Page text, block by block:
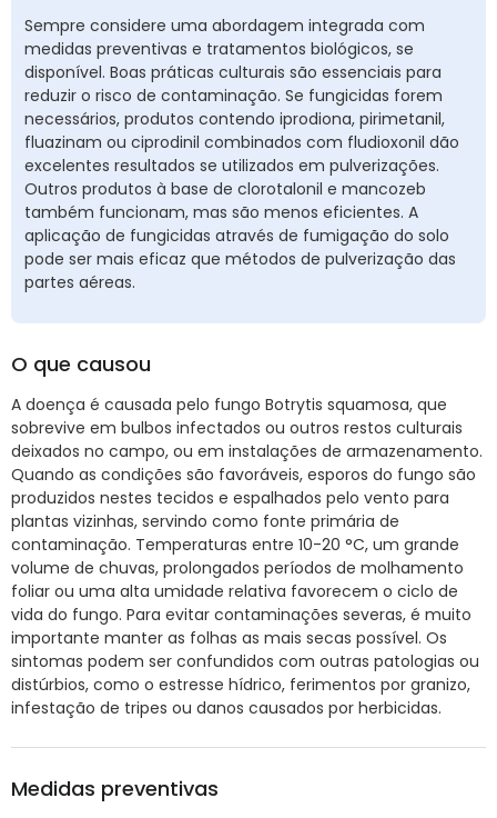
Sempre considere uma abordagem integrada com
medidas preventivas e tratamentos biológicos, se
disponível. Boas práticas culturais são essenciais para
reduzir o risco de contaminação. Se fungicidas forem
necessários, produtos contendo iprodiona, pirimetanil,
fluazinam ou ciprodinil combinados com fludioxonil dão
excelentes resultados se utilizados em pulverizações.
Outros produtos à base de clorotalonil e mancozeb
também funcionam, mas são menos eficientes. A
aplicação de fungicidas através de fumigação do solo
pode ser mais eficaz que métodos de pulverização das
partes aéreas.
O que causou
A doença é causada pelo fungo Botrytis squamosa, que
sobrevive em bulbos infectados ou outros restos culturais
deixados no campo, ou em instalações de armazenamento.
Quando as condições são favoráveis, esporos do fungo são
produzidos nestes tecidos e espalhados pelo vento para
plantas vizinhas, servindo como fonte primária de
contaminação. Temperaturas entre 10-20 °C, um grande
volume de chuvas, prolongados períodos de molhamento
foliar ou uma alta umidade relativa favorecem o ciclo de
vida do fungo. Para evitar contaminações severas, é muito
importante manter as folhas as mais secas possível. Os
sintomas podem ser confundidos com outras patologias ou
distúrbios, como o estresse hídrico, ferimentos por granizo,
infestação de tripes ou danos causados por herbicidas.
Medidas preventivas